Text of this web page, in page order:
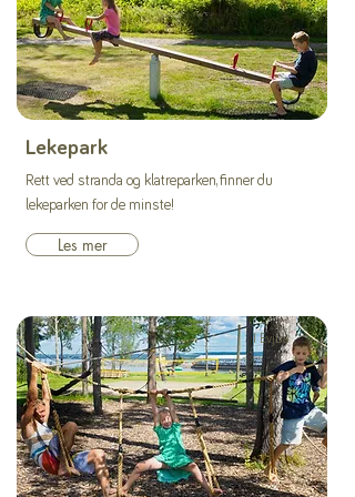
Lekepark
Rett ved stranda og klatreparken, finner du
lekeparken for de minste!
Les mer
I Evjua